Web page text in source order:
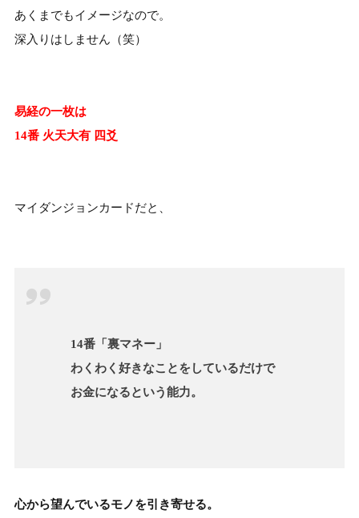
あくまでもイメージなので。
深入りはしません（笑）
易経の一枚は
14番 火天大有 四爻
マイダンジョンカードだと、
14番「裏マネー」
わくわく好きなことをしているだけで
お金になるという能力。
心から望んでいるモノを引き寄せる。